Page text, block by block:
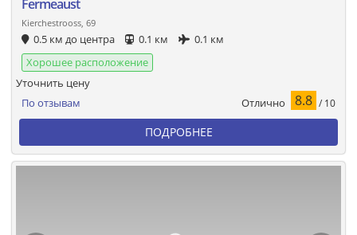
Fermeaust
Kierchestrooss, 69
0.5 км до центра 0.1 км
0.1 км
Хорошее расположение
По отзывам Отлично 8.8 / 10
Уточнить цену
ПОДРОБНЕЕ